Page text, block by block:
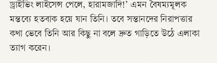
ড্রাইভিং লাইসেন্স পেলে, হারামজাদি!’ এমন বৈষম্যমূলক
মন্তব্যে হতবাক হয়ে যান তিনি। তবে সন্তানদের নিরাপত্তার
কথা ভেবে তিনি আর কিছু না বলে দ্রুত গাড়িতে উঠে এলাকা
ত্যাগ করেন।